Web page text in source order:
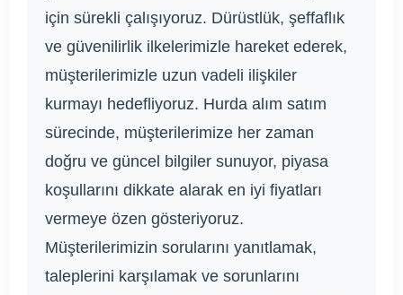
için sürekli çalışıyoruz. Dürüstlük, şeffaflık
ve güvenilirlik ilkelerimizle hareket ederek,
müşterilerimizle uzun vadeli ilişkiler
kurmayı hedefliyoruz. Hurda alım satım
sürecinde, müşterilerimize her zaman
doğru ve güncel bilgiler sunuyor, piyasa
koşullarını dikkate alarak en iyi fiyatları
vermeye özen gösteriyoruz.
Müşterilerimizin sorularını yanıtlamak,
taleplerini karşılamak ve sorunlarını